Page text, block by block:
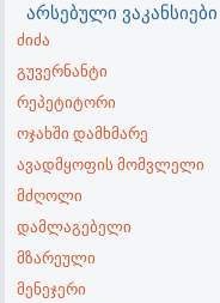
არსებული ვაკანსიები
ძიძა
გუვერნანტი
რეპეტიტორი
ოჯახში დამხმარე
ავადმყოფის მომვლელი
მძღოლი
დამლაგებელი
მზარეული
მენეჯერი